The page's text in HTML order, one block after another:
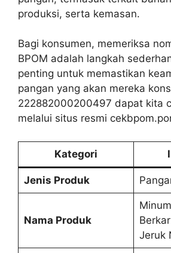
produksi, serta kemasan.
Bagi konsumen, memeriksa
BPOM adalah langkah
penting untuk memastikan
pangan yang akan mereka
222882000200497 dapat kita
melalui situs resmi
Kategori
Jenis Produk
Nama Produk
Jeruk